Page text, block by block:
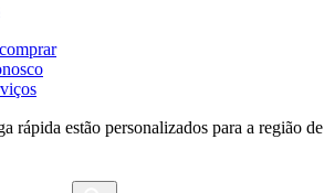
rápida estão personalizados para a região de